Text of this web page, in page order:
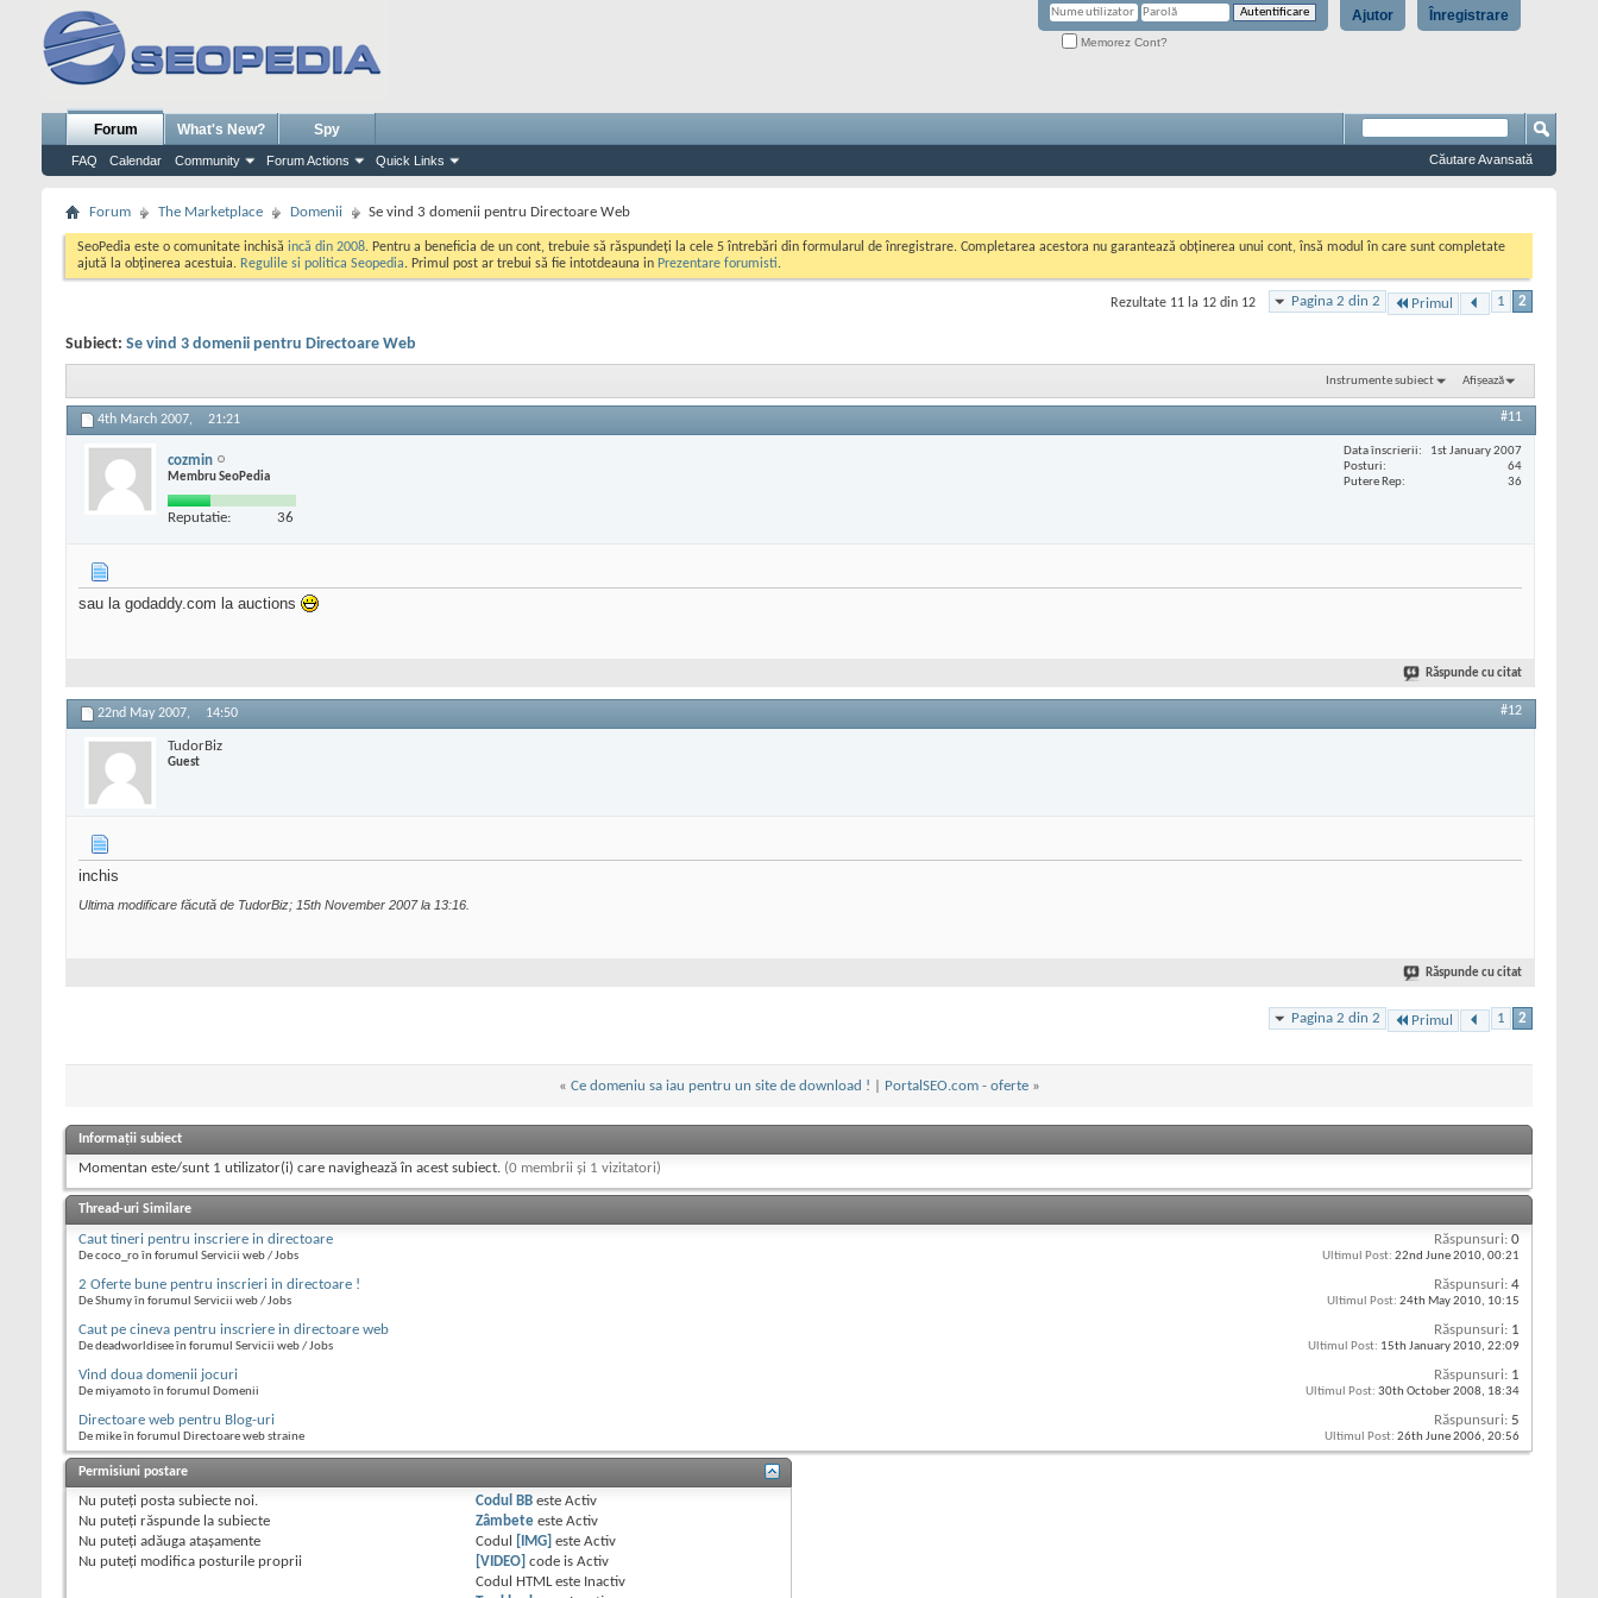
Înregistrare
Ajutor
Memorez Cont?
Forum
FAQ Calendar Community Forum Actions Quick Links
What's New? Spy
Căutare Avansată
Forum The Marketplace Domenii Se vind 3 domenii pentru Directoare Web
SeoPedia este o comunitate inchisă incă din 2008. Pentru a beneficia de un cont, trebuie să răspundeți la cele 5 întrebări din formularul de înregistrare. Completarea acestora nu garantează obținerea unui cont, însă modul în care sunt completate
ajută la obținerea acestuia. Regulile si politica Seopedia. Primul post ar trebui să fie intotdeauna in Prezentare forumisti.
Pagina 2 din 2 Primul 1 2
Rezultate 11 la 12 din 12
Subiect: Se vind 3 domenii pentru Directoare Web
Instrumente subiect Afișează
4th March 2007, 21:21 #11
cozmin
Membru SeoPedia
Reputatie: 36
Data înscrierii
1st January 2007
Posturi
64
Putere Rep
36
sau la godaddy.com la auctions
Răspunde cu citat
22nd May 2007, 14:50 #12
TudorBiz
Guest
inchis
Ultima modificare făcută de TudorBiz; 15th November 2007 la 13:16
Răspunde cu citat
Pagina 2 din 2 Primul 1 2
« Ce domeniu sa iau pentru un site de download ! PortalSEO.com - oferte »
Informații subiect
Momentan este/sunt 1 utilizator(i) care navighează în acest subiect. (0 membrii și 1 vizitatori)
Thread-uri Similare
Caut tineri pentru inscriere in directoare
De coco_ro în forumul Servicii web / Jobs
Răspunsuri: 0
Ultimul Post: 22nd June 2010, 00:21
2 Oferte bune pentru inscrieri in directoare !
De Shumy în forumul Servicii web / Jobs
Răspunsuri: 4
Ultimul Post: 24th May 2010, 10:15
Caut pe cineva pentru inscriere in directoare web
De deadworldisee în forumul Servicii web / Jobs
Răspunsuri: 1
Ultimul Post: 15th January 2010, 22:09
Vind doua domenii jocuri
De miyamoto în forumul Domenii
Răspunsuri: 1
Ultimul Post: 30th October 2008, 18:34
Directoare web pentru Blog-uri
De mike în forumul Directoare web straine
Răspunsuri: 5
Ultimul Post: 26th June 2006, 20:56
Permisiuni postare
Nu puteţi posta subiecte noi.
Nu puteţi răspunde la subiecte
Nu puteţi adăuga ataşamente
Nu puteţi modifica posturile proprii
Codul BB esteActiv
Zâmbete esteActiv
Codul
[IMG] esteActiv
[VIDEO] code isActiv
Codul HTML este Inactiv